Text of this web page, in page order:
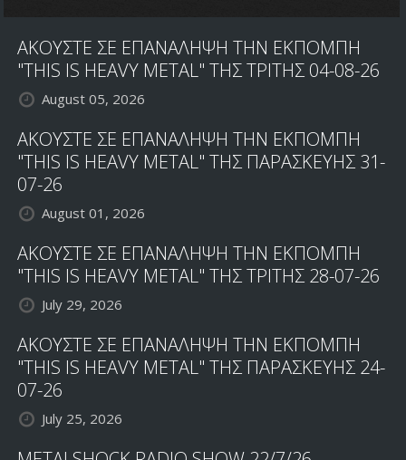
ΑΚΟΥΣΤΕ ΣΕ ΕΠΑΝΑΛΗΨΗ ΤΗΝ ΕΚΠΟΜΠΗ
"THIS IS HEAVY METAL" ΤΗΣ ΤΡΙΤΗΣ 04-08-26
August 05, 2026
ΑΚΟΥΣΤΕ ΣΕ ΕΠΑΝΑΛΗΨΗ ΤΗΝ ΕΚΠΟΜΠΗ
"THIS IS HEAVY METAL" ΤΗΣ ΠΑΡΑΣΚΕΥΗΣ 31-
07-26
August 01, 2026
ΑΚΟΥΣΤΕ ΣΕ ΕΠΑΝΑΛΗΨΗ ΤΗΝ ΕΚΠΟΜΠΗ
"THIS IS HEAVY METAL" ΤΗΣ ΤΡΙΤΗΣ 28-07-26
July 29, 2026
ΑΚΟΥΣΤΕ ΣΕ ΕΠΑΝΑΛΗΨΗ ΤΗΝ ΕΚΠΟΜΠΗ
"THIS IS HEAVY METAL" ΤΗΣ ΠΑΡΑΣΚΕΥΗΣ 24-
07-26
July 25, 2026